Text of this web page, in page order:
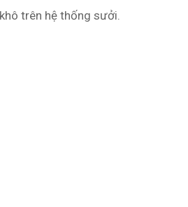
trên hệ thống sưởi.